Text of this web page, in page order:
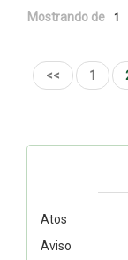
Mostrando de 1
<< 1
Atos
Aviso